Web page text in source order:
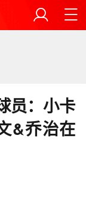
员：小卡
&乔治在